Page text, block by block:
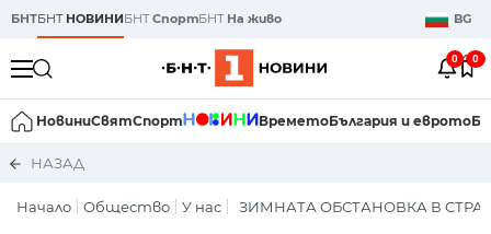
БНТБНТ НОВИНИБНТСпортБНТ На живо BG
0 0
НовиниСвятСпорт ВреметоБългария и еврото
НАЗАД
Начало Общество У нас ЗИМНАТА ОБСТАНОВКА В